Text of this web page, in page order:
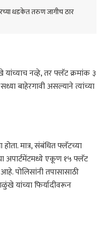
धडकेत तरुण जागीच ठार
नव्हे, तर फ्लॅट क्रमांक ३
बाहेरगावी असल्याने त्यांच्या
मात्र, संबंधित फ्लॅटच्या
अपार्टमेंटमध्ये एकूण १५ फ्लॅट
पोलिसांनी तपासासाठी
यांच्या फिर्यादीवरून